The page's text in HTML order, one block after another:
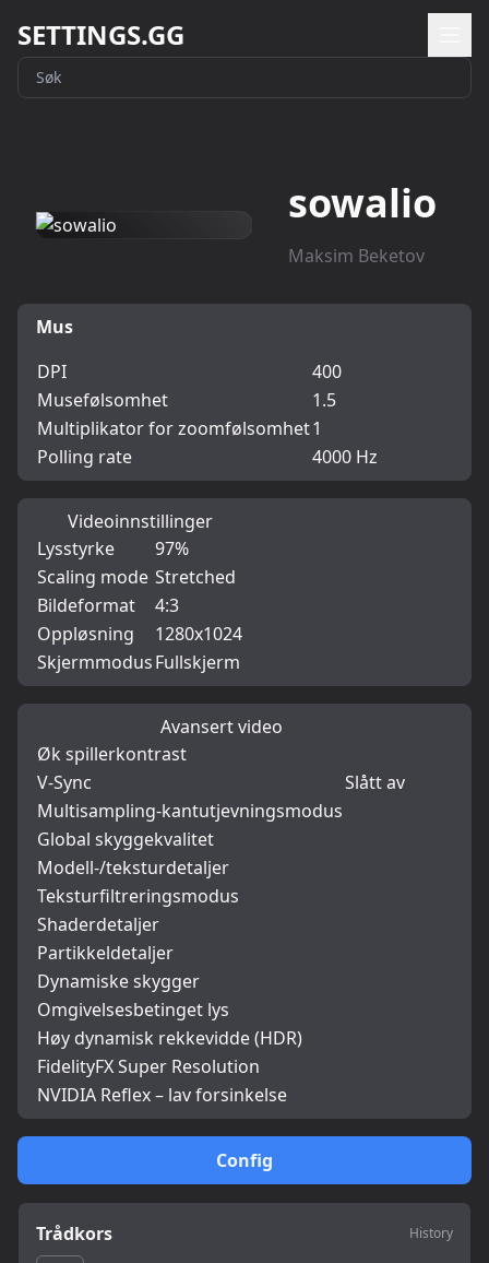
SETTINGS.GG
sowalio
Maksim Beketov
Config
Trådkors History
Mus
DPI
400
Musefølsomhet
1.5
Multiplikator for zoomfølsomhet1
Polling rate
4000 Hz
Videoinnstillinger
Lysstyrke
97%
Scaling mode Stretched
Bildeformat
4:3
Oppløsning
1280x1024
SkjermmodusFullskjerm
Avansert video
Øk spillerkontrast
V-Sync
Slått av
Multisampling-kantutjevningsmodus
Global skyggekvalitet
Modell-/teksturdetaljer
Teksturfiltreringsmodus
Shaderdetaljer
Partikkeldetaljer
Dynamiske skygger
Omgivelsesbetinget lys
Høy dynamisk rekkevidde (HDR)
FidelityFX Super Resolution
NVIDIA Reflex – lav forsinkelse